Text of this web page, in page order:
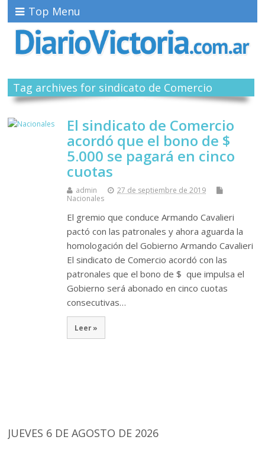
Top Menu
Tag archives for sindicato de Comercio
El sindicato de Comercio
acordó que el bono de $
5.000 se pagará en cinco
cuotas
admin
27 de septiembre de 2019
Nacionales
El gremio que conduce Armando Cavalieri
pactó con las patronales y ahora aguarda la
homologación del Gobierno Armando Cavalieri
El sindicato de Comercio acordó con las
patronales que el bono de $ que impulsa el
Gobierno será abonado en cinco cuotas
consecutivas…
Leer »
JUEVES 6 DE AGOSTO DE 2026